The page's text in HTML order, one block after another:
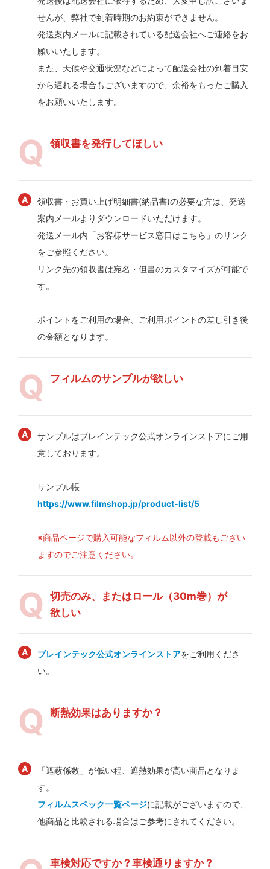
せんが、弊社で到着時期のお約束ができません。
発送案内メールに記載されている配送会社へご連絡をお
願いいたします。
また、天候や交通状況などによって配送会社の到着目安
から遅れる場合もございますので、余裕をもったご購入
をお願いいたします。
領収書を発行してほしい
領収書・お買い上げ明細書(納品書)の必要な方は、発送
案内メールよりダウンロードいただけます。
発送メール内「お客様サービス窓口はこちら」のリンク
をご参照ください。
リンク先の領収書は宛名・但書のカスタマイズが可能で
す。
ポイントをご利用の場合、ご利用ポイントの差し引き後
の金額となります。
フィルムのサンプルが欲しい
サンプルはブレインテック公式オンラインストアにご用
意しております。
サンプル帳
https://www.filmshop.jp/product-list/5
※商品ページで購入可能なフィルム以外の登載もござい
ますのでご注意ください。
切売のみ、またはロール（30m巻）が
欲しい
ブレインテック公式オンラインストアをご利用くださ
い。
断熱効果はありますか？
「遮蔽係数」が低い程、遮熱効果が高い商品となりま
す。
フィルムスペック一覧ページに記載がございますので、
他商品と比較される場合はご参考にされてください。
車検対応ですか？車検通りますか？